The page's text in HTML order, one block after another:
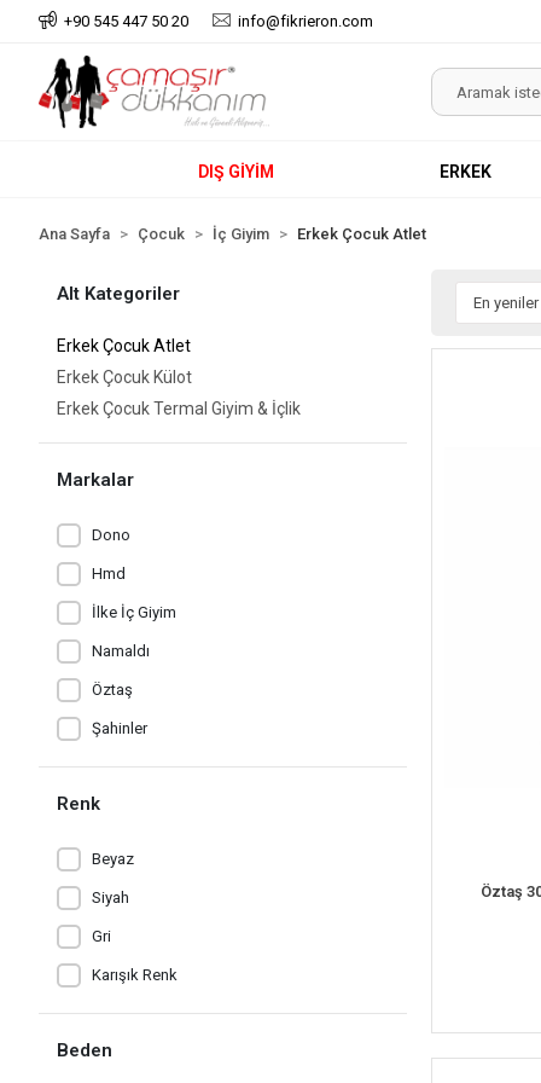
+90 545 447 50 20 info@fikrieron.com
DIŞ GİYİM ERKEK
Ana Sayfa Çocuk İç Giyim Erkek Çocuk Atlet
Alt Kategoriler
Erkek Çocuk Atlet
Erkek Çocuk Külot
Erkek Çocuk Termal Giyim & İçlik
Markalar
Dono
Hmd
İlke İç Giyim
Namaldı
Öztaş
Şahinler
Renk
Beyaz
Siyah
Gri
Karışık Renk
Beden
Öztaş